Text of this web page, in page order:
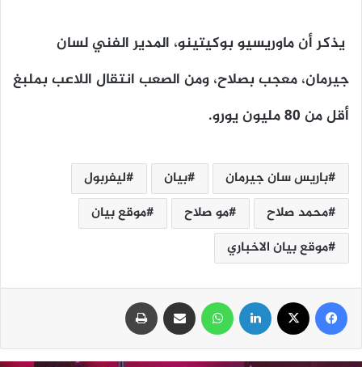
يذكر أن ماوريسيو بوكيتينو، المدير الفني لسان
جيرمان، معجب بصلاح، ومن الصعب انتقال اللاعب بملبغ
أقل من 80 مليون يورو.
باريس سان جيرمان بيان
ليفربول
محمد صلاح
مو صلاح
موقع بيان
موقع بيان الاخباري
فيسبوك لينكدإن واتساب مشاركة عبر البريد